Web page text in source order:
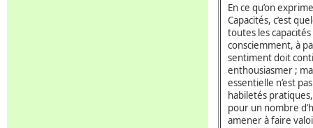
En ce qu’on
Capacités, c’est
toutes les
consciemment, à
sentiment doit
enthousiasmer ;
essentielle n’est
habiletés
pour un nombre
amener à faire